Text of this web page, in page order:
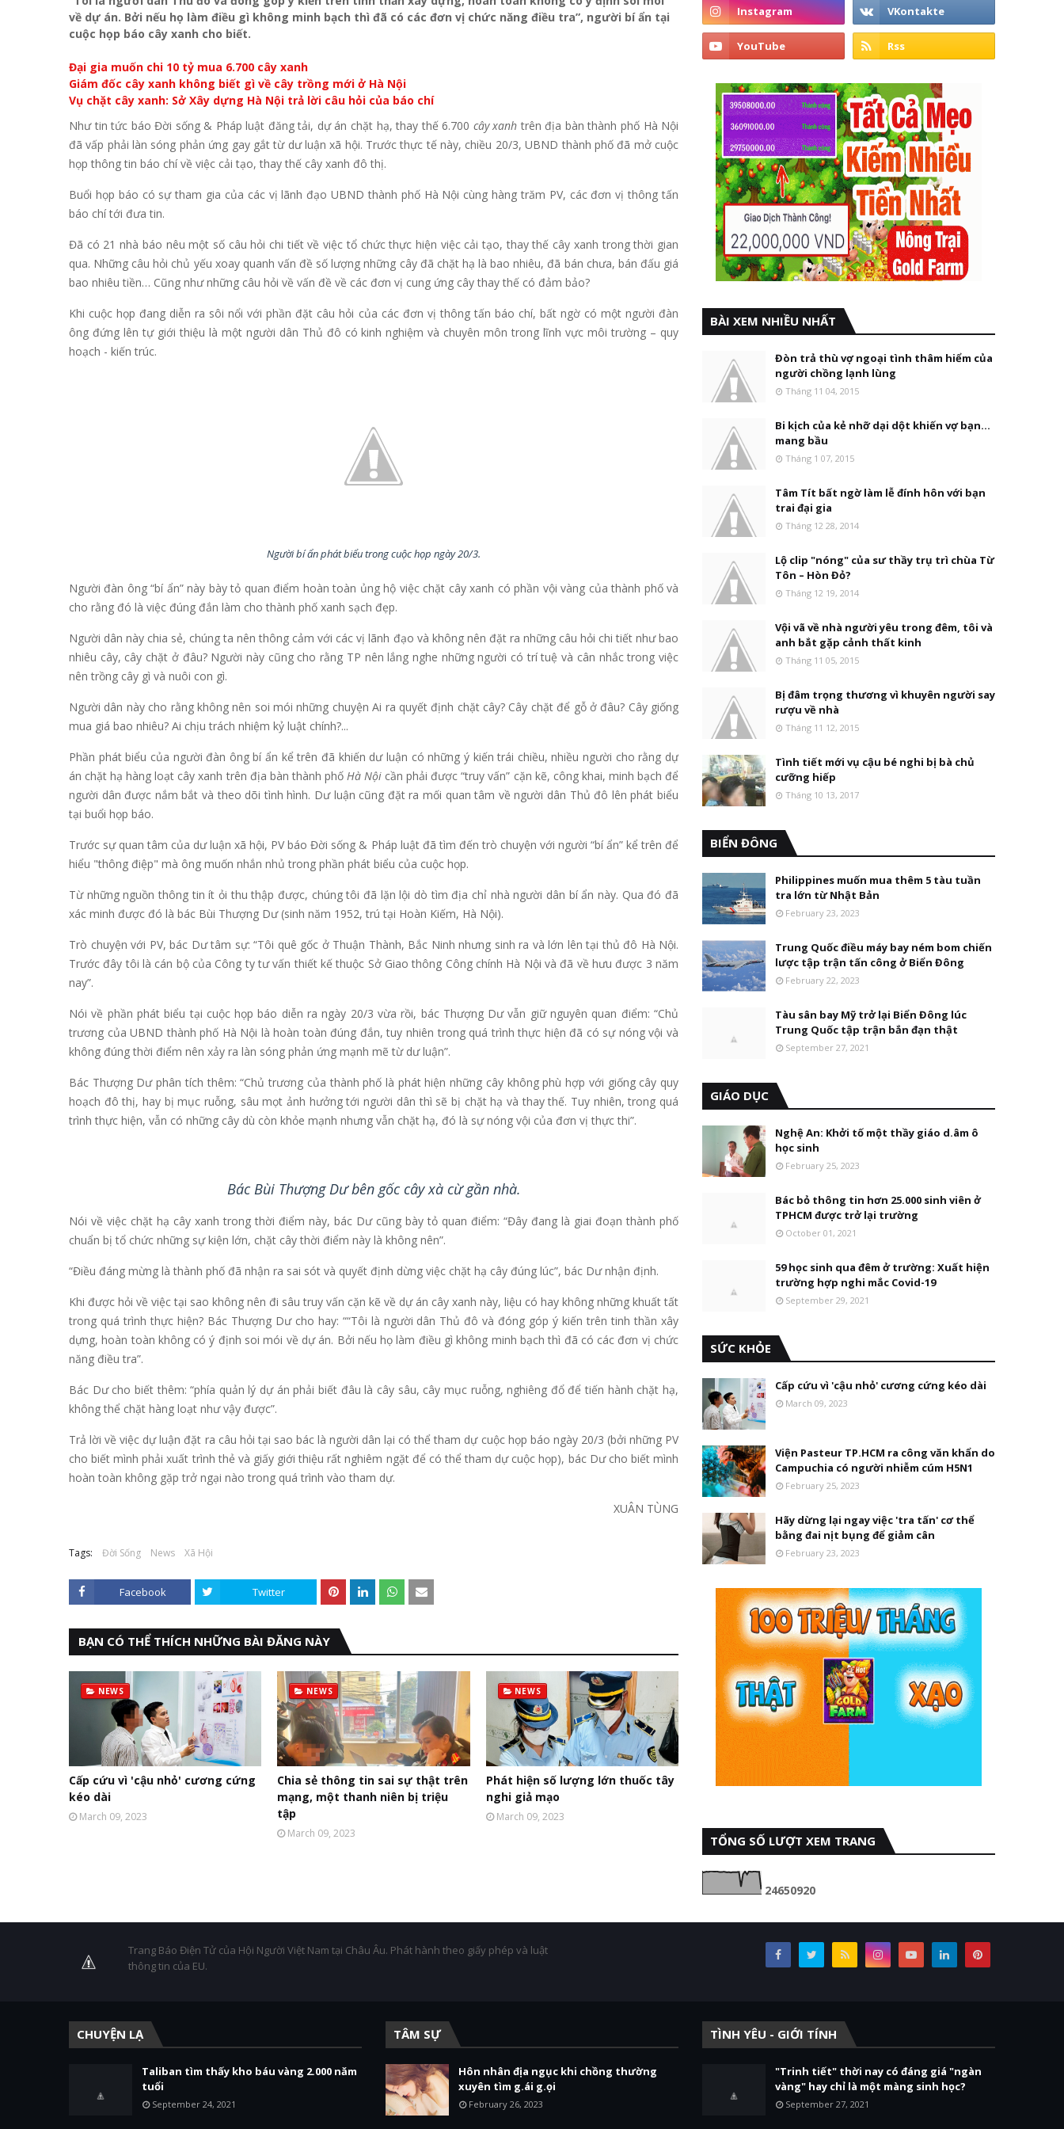
về dự án. Bởi nếu họ làm điều gì không minh bạch thì đã có các đơn vị chức năng điều tra”, người bí ẩn tại
cuộc họp báo cây xanh cho biết.
Đại gia muốn chi 10 tỷ mua 6.700 cây xanh
Giám đốc cây xanh không biết gì về cây trồng mới ở Hà Nội
Vụ chặt cây xanh: Sở Xây dựng Hà Nội trả lời câu hỏi của báo chí
Nhưtin tức báoĐời sống& Pháp luật đăng tải, dự án chặt hạ, thay thế 6.700 cây xanh trên địa bàn thành phố Hà Nội
đã vấp phải làn sóng phản ứng gay gắt từ dư luận xã hội. Trước thực tế này, chiều 20/3, UBND thành phố đã mở cuộc
họp thông tin báo chí về việc cải tạo, thay thế cây xanh đô thị.
Buổi họp báo có sự tham gia của các vị lãnh đạo UBND thành phố Hà Nội cùng hàng trăm PV, các đơn vị thông tấn
báo chí tới đưa tin.
Đã có 21 nhà báo nêu một số câu hỏi chi tiết về việc tổ chức thực hiện việc cải tạo, thay thế cây xanh trong thời gian
qua. Những câu hỏi chủ yếu xoay quanh vấn đề số lượng những cây đã chặt hạ làbao nhiêu, đã bán chưa, bán đấu giá
bao nhiêu tiền… Cũng như những câu hỏi về vấn đề về các đơn vị cung ứng cây thay thế có đảm bảo?
Khi cuộc họp đang diễn ra sôi nổi với phần đặt câu hỏi của các đơn vị thông tấn báo chí, bất ngờ có một người đàn
ông đứng lên tự giới thiệu là một người dân Thủ đô có kinh nghiệm và chuyên môn trong lĩnh vực môi trường – quy
hoạch - kiến trúc.
Người bí ẩn phát biểu trong cuộc họp ngày 20/3.
Người đàn ông “bí ẩn” này bày tỏ quan điểm hoàn toàn ủng hộ việc chặt cây xanh có phần vội vàng của thành phố và
cho rằng đó là việc đúng đắn làm cho thành phố xanh sạch đẹp.
Người dân này chia sẻ, chúng ta nên thông cảm với các vị lãnh đạo và không nên đặt ra những câu hỏi chi tiết như bao
nhiêu cây, cây chặt ở đâu? Người này cũng cho rằng TP nên lắng nghe những người có trí tuệ và cân nhắc trong việc
nên trồng cây gì và nuôi con gì.
Người dân này cho rằng không nên soi mói những chuyện Ai ra quyết định chặt cây? Cây chặt để gỗ ở đâu? Cây giống
mua giá bao nhiêu? Ai chịu trách nhiệm kỷ luật chính?...
Phần phát biểu của người đàn ông bí ẩn kể trên đã khiến dư luận có những ý kiến trái chiều, nhiều người cho rằng dự
án chặt hạ hàng loạt cây xanh trên địa bàn thành phố Hà Nội cần phải được “truy vấn” cặn kẽ, công khai, minh bạch để
người dân được nắm bắt và theo dõi tình hình. Dư luận cũng đặt ra mối quan tâm về người dân Thủ đô lên phát biểu
tại buổi họp báo.
Trước sự quan tâm của dư luận xã hội, PV báo Đời sống & Pháp luật đã tìm đến trò chuyện với người “bí ẩn” kể trên để
hiểu "thông điệp" mà ông muốn nhắn nhủ trong phần phát biểu của cuộc họp.
Từ những nguồn thông tin ít ỏi thu thập được, chúng tôi đã lặn lội dò tìm địa chỉ nhà người dân bí ẩn này. Qua đó đã
xác minh được đó là bác Bùi Thượng Dư (sinh năm 1952, trú tại Hoàn Kiếm, Hà Nội).
Trò chuyện với PV, bác Dư tâm sự: “Tôi quê gốc ở Thuận Thành, Bắc Ninh nhưng sinh ra và lớn lên tại thủ đô Hà Nội.
Trước đây tôi là cán bộ của Công ty tư vấn thiết kế thuộc Sở Giao thông Công chính Hà Nội và đã về hưu được 3 năm
nay”.
Nói về phần phát biểu tại cuộc họp báo diễn ra ngày 20/3 vừa rồi, bác Thượng Dư vẫn giữ nguyên quan điểm: “Chủ
trương của UBND thành phố Hà Nội là hoàn toàn đúng đắn, tuy nhiên trong quá trình thực hiện đã có sự nóng vội và
không đúng thời điểm nên xảy ra làn sóng phản ứng mạnh mẽ từ dư luận”.
Bác Thượng Dư phân tích thêm: “Chủ trương của thành phố là phát hiện những cây không phù hợp với giống cây quy
hoạch đô thị, hay bị mục ruỗng, sâu mọt ảnh hưởng tới người dân thì sẽ bị chặt hạ và thay thế. Tuy nhiên, trong quá
trình thực hiện, vẫn có những cây dù còn khỏe mạnh nhưng vẫn chặt hạ, đó là sự nóng vội của đơn vị thực thi”.
Bác Bùi Thượng Dư bên gốc cây xà cừ gần nhà.
Nói về việc chặt hạ cây xanh trong thời điểm này, bác Dư cũng bày tỏ quan điểm: “Đây đang là giai đoạn thành phố
chuẩn bị tổ chức những sự kiện lớn, chặt cây thời điểm này là không nên”.
“Điều đáng mừng là thành phố đã nhận ra sai sót và quyết định dừng việc chặt hạ cây đúng lúc”, bác Dư nhận định.
Khi được hỏi về việc tại sao không nên đi sâu truy vấn cặn kẽ về dự án cây xanh này, liệu có hay không những khuất tất
trong quá trình thực hiện? Bác Thượng Dư cho hay: ““Tôi là người dân Thủ đô và đóng góp ý kiến trên tinh thần xây
dựng, hoàn toàn không có ý định soi mói về dự án. Bởi nếu họ làm điều gì không minh bạch thì đã có các đơn vị chức
năng điều tra”.
Bác Dư cho biết thêm: “phía quản lý dự án phải biết đâu là cây sâu, cây mục ruỗng, nghiêng đổ để tiến hành chặt hạ,
không thể chặt hàng loạt như vậy được”.
Trả lời về việc dự luận đặt ra câu hỏi tại sao bác là người dân lại có thể tham dự cuộc họp báo ngày 20/3 (bởi những PV
cho biết mình phải xuất trình thẻ và giấy giới thiệu rất nghiêm ngặt để có thể tham dự cuộc họp), bác Dư cho biết mình
hoàn toàn không gặp trở ngại nào trong quá trình vào tham dự.
XUÂN TÙNG
Tags: Đời Sống News Xã Hội
Facebook Twitter
BẠN CÓ THỂ THÍCH NHỮNG BÀI ĐĂNG NÀY
NEWS
Cấp cứu vì 'cậu nhỏ' cương cứng
kéo dài
March 09, 2023
NEWS
Chia sẻ thông tin sai sự thật trên
mạng, một thanh niên bị triệu
tập
March 09, 2023
NEWS
Phát hiện số lượng lớn thuốc tây
nghi giả mạo
March 09, 2023
BÀI XEM NHIỀU NHẤT
Đòn trả thù vợ ngoại tình thâm hiểm của
người chồng lạnh lùng
Tháng 11 04, 2015
Bi kịch của kẻ nhỡ dại dột khiến vợ bạn...
mang bầu
Tháng 1 07, 2015
Tâm Tít bất ngờ làm lễ đính hôn với bạn
trai đại gia
Tháng 12 28, 2014
Lộ clip "nóng" của sư thầy trụ trì chùa Từ
Tôn – Hòn Đỏ?
Tháng 12 19, 2014
Vội vã về nhà người yêu trong đêm, tôi và
anh bắt gặp cảnh thất kinh
Tháng 11 05, 2015
Bị đâm trọng thương vì khuyên người say
rượu về nhà
Tháng 11 12, 2015
Tình tiết mới vụ cậu bé nghi bị bà chủ
cưỡng hiếp
Tháng 10 13, 2017
BIỂN ĐÔNG
Philippines muốn mua thêm 5 tàu tuần
tra lớn từ Nhật Bản
February 23, 2023
Trung Quốc điều máy bay ném bom chiến
lược tập trận tấn công ở Biển Đông
February 22, 2023
Tàu sân bay Mỹ trở lại Biển Đông lúc
Trung Quốc tập trận bắn đạn thật
September 27, 2021
GIÁO DỤC
Nghệ An: Khởi tố một thầy giáo d.âm ô
học sinh
February 25, 2023
Bác bỏ thông tin hơn 25.000 sinh viên ở
TPHCM được trở lại trường
October 01, 2021
59 học sinh qua đêm ở trường: Xuất hiện
trường hợp nghi mắc Covid-19
September 29, 2021
SỨC KHỎE
Cấp cứu vì 'cậu nhỏ' cương cứng kéo dài
March 09, 2023
Viện Pasteur TP.HCM ra công văn khẩn do
Campuchia có người nhiễm cúm H5N1
February 25, 2023
Hãy dừng lại ngay việc 'tra tấn' cơ thể
bằng đai nịt bụng để giảm cân
February 23, 2023
TỔNG SỐ LƯỢT XEM TRANG
24650920
Trang Báo Điện Tử của Hội Người Việt Nam tại Châu Âu. Phát hành theo giấy phép và luật
thông tin của EU.
CHUYỆN LẠ
Taliban tìm thấy kho báu vàng 2.000 năm
tuổi
September 24, 2021
TÂM SỰ
Hôn nhân địa ngục khi chồng thường
xuyên tìm g.ái g.ọi
February 26, 2023
TÌNH YÊU - GIỚI TÍNH
"Trinh tiết" thời nay có đáng giá "ngàn
vàng" hay chỉ là một màng sinh học?
September 27, 2021